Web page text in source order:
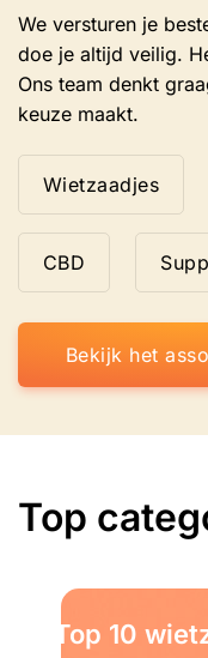
We versturen je
doe je altijd veilig.
Ons team denkt
keuze maakt.
Wietzaadjes
CBD
Bekijk het
Top